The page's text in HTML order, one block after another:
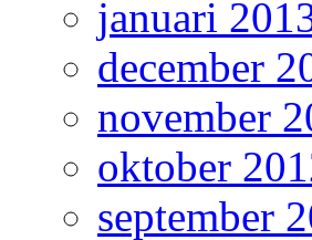
januari
december
november
oktober
september